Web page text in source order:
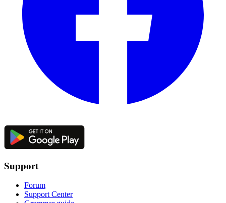
Support
Forum
Support Center